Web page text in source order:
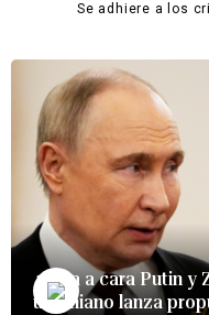
Se adhiere a los
¿Cara a cara Putin y
ucraniano lanza